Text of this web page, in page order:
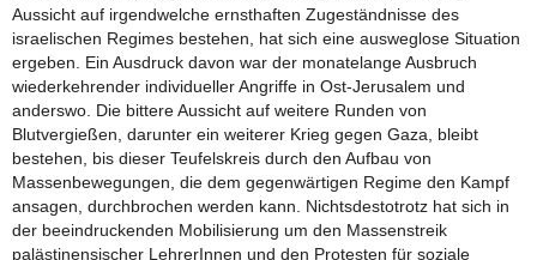
Aussicht auf irgendwelche ernsthaften Zugeständnisse des
israelischen Regimes bestehen, hat sich eine ausweglose Situation
ergeben. Ein Ausdruck davon war der monatelange Ausbruch
wiederkehrender individueller Angriffe in Ost-Jerusalem und
anderswo. Die bittere Aussicht auf weitere Runden von
Blutvergießen, darunter ein weiterer Krieg gegen Gaza, bleibt
bestehen, bis dieser Teufelskreis durch den Aufbau von
Massenbewegungen, die dem gegenwärtigen Regime den Kampf
ansagen, durchbrochen werden kann. Nichtsdestotrotz hat sich in
der beeindruckenden Mobilisierung um den Massenstreik
palästinensischer LehrerInnen und den Protesten für soziale